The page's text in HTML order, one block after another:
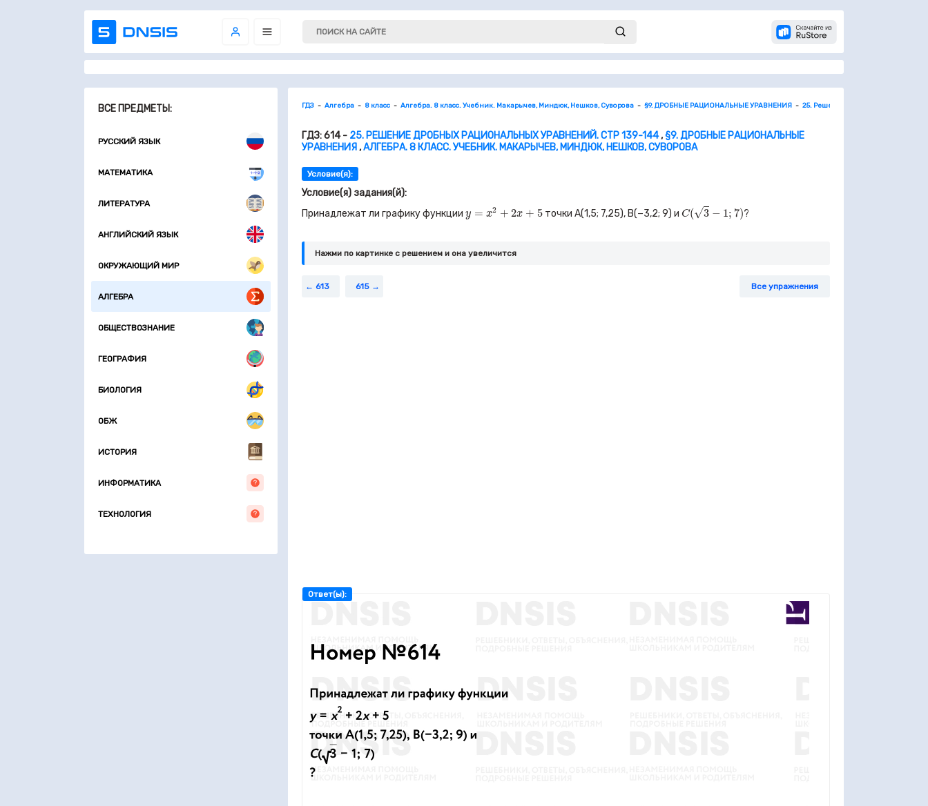
ВСЕ ПРЕДМЕТЫ:
РУССКИЙ ЯЗЫК
МАТЕМАТИКА
ЛИТЕРАТУРА
АНГЛИЙСКИЙ ЯЗЫК
ОКРУЖАЮЩИЙ МИР
АЛГЕБРА
ОБЩЕСТВОЗНАНИЕ
ГЕОГРАФИЯ
БИОЛОГИЯ
ОБЖ
ИСТОРИЯ
ИНФОРМАТИКА
ТЕХНОЛОГИЯ
ГДЗ Алгебра 8 класс Алгебра. 8 класс. Учебник. Макарычев, Миндюк, Нешков, Суворова §9. ДРОБНЫЕ РАЦИОНАЛЬНЫЕ УРАВНЕНИЯ 25. Решение дробных
ГДЗ: 614 - 25. РЕШЕНИЕ ДРОБНЫХ РАЦИОНАЛЬНЫХ УРАВНЕНИЙ. СТР 139-144,§9. ДРОБНЫЕ РАЦИОНАЛЬНЫЕ
УРАВНЕНИЯ,АЛГЕБРА. 8 КЛАСС. УЧЕБНИК. МАКАРЫЧЕВ, МИНДЮК, НЕШКОВ, СУВОРОВА
Условие(я):
Условие(я) задания(й):
Принадлежат ли графику функции y = x2 + 2x + 5
+ 2 + точки A(1,5; 7,25), B(−3,2; 9) и C(√3 − 1 ; 7)
(3 −1
?
Нажми по картинке c решением и она увеличится
613 615 Все упражнения
Ответ(ы):